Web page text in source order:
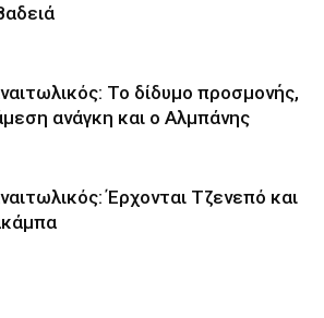
Το δίδυμο προσμονής,
ανάγκη και ο Αλμπάνης
Έρχονται Τζενεπό και